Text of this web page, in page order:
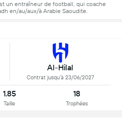
un entraîneur de football, qui coache
en/au/aux/à Arabie Saoudite.
Al-Hilal
Contrat jusqu'à 23/06/2027
1.85
Taille
18
Trophées